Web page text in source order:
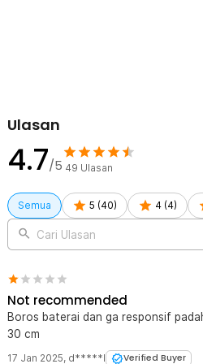
Ulasan
4.7/5 49 Ulasan
Semua 5 (40) 4 (4)
Cari Ulasan
Not recommended
Boros baterai dan ga responsif
30 cm
17 Jan 2025, d*****l Verified Buyer